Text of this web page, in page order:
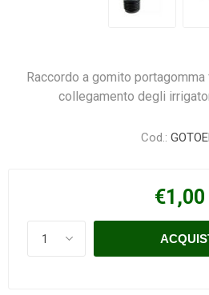
Raccordo a gomito
collegamento degli
Cod.:
€1,00